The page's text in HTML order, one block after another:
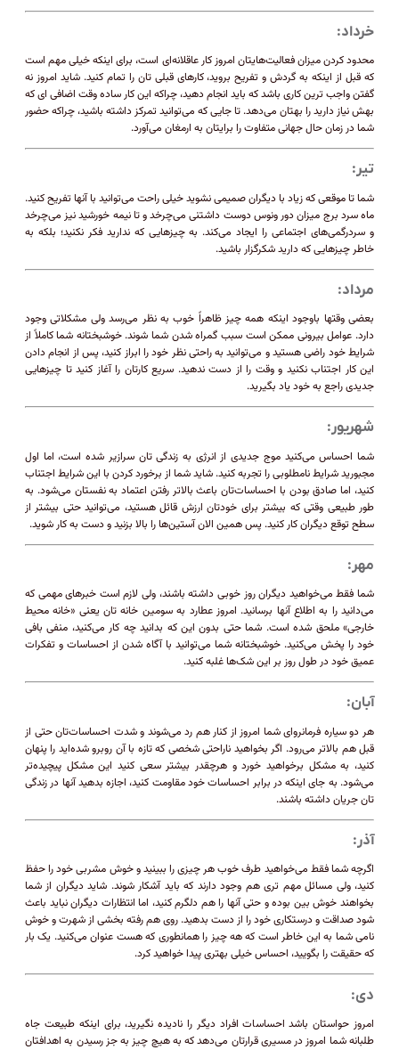
خرداد:
محدود کردن میزان فعالیت‌هایتان امروز کار عاقلانه‌ای است، برای اینکه خیلی مهم است
که قبل از اینکه به گردش و تفریح بروید، کارهای قبلی تان را تمام کنید. شاید امروز نه
گفتن واجب ترین کاری باشد که باید انجام دهید، چراکه این کار ساده وقت اضافی ای که
بهش نیاز دارید را بهتان می‌دهد. تا جایی که می‌توانید تمرکز داشته باشید، چراکه حضور
شما در زمان حال جهانی متفاوت را برایتان به ارمغان می‌آورد.
تیر:
شما تا موقعی که زیاد با دیگران صمیمی‌ نشوید خیلی راحت می‌توانید با آنها تفریح کنید.
ماه سرد برج میزان دور ونوس دوست داشتنی می‌چرخد و تا نیمه خورشید نیز می‌چرخد
و سردرگمی‌های اجتماعی را ایجاد می‌کند. به چیزهایی که ندارید فکر نکنید؛ بلکه به
خاطر چیزهایی که دارید شکرگزار باشید.
مرداد:
بعضی وقتها باوجود اینکه همه چیز ظاهراً خوب به نظر می‌رسد ولی مشکلاتی وجود
دارد. عوامل بیرونی ممکن است سبب گمراه شدن شما شوند. خوشبختانه شما کاملاً از
شرایط خود راضی هستید و می‌توانید به راحتی نظر خود را ابراز کنید، پس از انجام دادن
این کار اجتناب نکنید و وقت را از دست ندهید. سریع کارتان را آغاز کنید تا چیزهایی
جدیدی راجع به خود یاد بگیرید.
شهریور:
شما احساس می‌کنید موج جدیدی از انرژی به زندگی تان سرازیر شده است، اما اول
مجبورید شرایط نامطلوبی را تجربه کنید. شاید شما از برخورد کردن با این شرایط اجتناب
کنید، اما صادق بودن با احساسات‌تان باعث بالاتر رفتن اعتماد به نفستان می‌شود. به
طور طبیعی وقتی که بیشتر برای خودتان ارزش قائل هستید، می‌توانید حتی بیشتر از
سطح توقع دیگران کار کنید. پس همین الان آستین‌ها را بالا بزنید و دست به کار شوید.
مهر:
شما فقط می‌خواهید دیگران روز خوبی داشته باشند، ولی لازم است خبرهای مهمی ‌که
می‌دانید را به اطلاع آنها برسانید. امروز عطارد به سومین خانه تان یعنی «خانه محیط
خارجی» ملحق شده است. شما حتی بدون این که بدانید چه کار می‌کنید، منفی بافی
خود را پخش می‌کنید. خوشبختانه شما می‌توانید با آگاه شدن از احساسات و تفکرات
عمیق خود در طول روز بر این شک‌ها غلبه کنید.
آبان:
هر دو سیاره فرمانروای شما امروز از کنار هم رد می‌شوند و شدت احساسات‌تان حتی از
قبل هم بالاتر می‌رود. اگر بخواهید ناراحتی شخصی که تازه با آن روبرو شده‌اید را پنهان
کنید، به مشکل برخواهید خورد و هرچقدر بیشتر سعی کنید این مشکل پیچیده‌تر
می‌شود. به جای اینکه در برابر احساسات خود مقاومت کنید، اجازه بدهید آنها در زندگی
تان جریان داشته باشند.
آذر:
اگرچه شما فقط می‌خواهید طرف خوب هر چیزی را ببینید و خوش مشربی خود را حفظ
کنید، ولی مسائل مهم تری هم وجود دارند که باید آشکار شوند. شاید دیگران از شما
بخواهند خوش بین بوده و حتی آنها را هم دلگرم کنید، اما انتظارات دیگران نباید باعث
شود صداقت و درستکاری خود را از دست بدهید. روی هم رفته بخشی از شهرت و خوش
نامی ‌شما به این خاطر است که هه چیز را همانطوری که هست عنوان می‌کنید. یک بار
که حقیقت را بگویید، احساس خیلی بهتری پیدا خواهید کرد.
دی:
امروز حواستان باشد احساسات افراد دیگر را نادیده نگیرید، برای اینکه طبیعت جاه
طلبانه شما امروز در مسیری قرارتان می‌دهد که به هیچ چیز به جز رسیدن به اهدافتان